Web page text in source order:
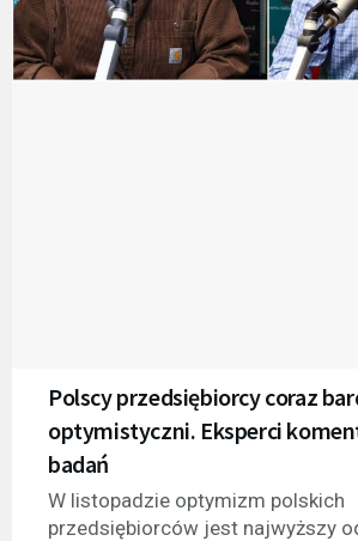
Polscy przedsiębiorcy coraz
optymistyczni. Eksperci
badań
W listopadzie optymizm polskich
przedsiębiorców jest najwyższy